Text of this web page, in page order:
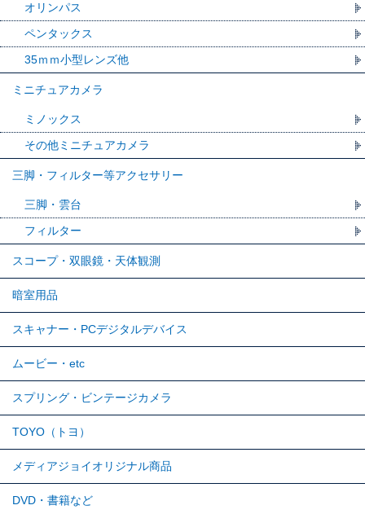
オリンパス
ペンタックス
35ｍｍ小型レンズ他
ミニチュアカメラ
ミノックス
その他ミニチュアカメラ
三脚・フィルター等アクセサリー
三脚・雲台
フィルター
スコープ・双眼鏡・天体観測
暗室用品
スキャナー・PCデジタルデバイス
ムービー・etc
スプリング・ビンテージカメラ
TOYO（トヨ）
メディアジョイオリジナル商品
DVD・書籍など